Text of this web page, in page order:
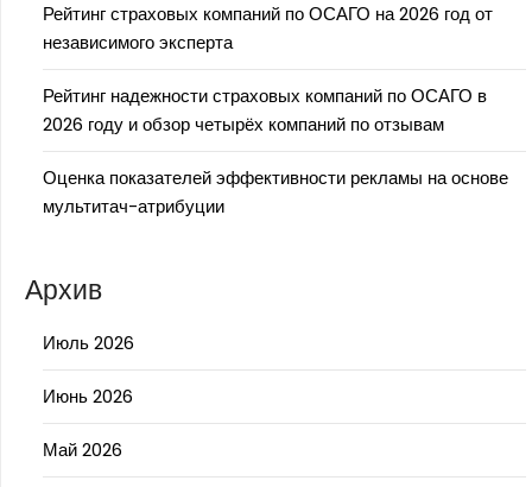
Рейтинг страховых компаний по ОСАГО на 2026 год от
независимого эксперта
Рейтинг надежности страховых компаний по ОСАГО в
2026 году и обзор четырёх компаний по отзывам
Оценка показателей эффективности рекламы на основе
мультитач-атрибуции
Архив
Июль 2026
Июнь 2026
Май 2026